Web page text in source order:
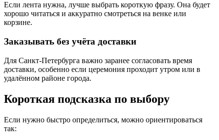
Если лента нужна, лучше выбрать короткую фразу. Она будет
хорошо читаться и аккуратно смотреться на венке или
корзине.
Заказывать без учёта доставки
Для Санкт-Петербурга важно заранее согласовать время
доставки, особенно если церемония проходит утром или в
удалённом районе города.
Короткая подсказка по выбору
Если нужно быстро определиться, можно ориентироваться
так: